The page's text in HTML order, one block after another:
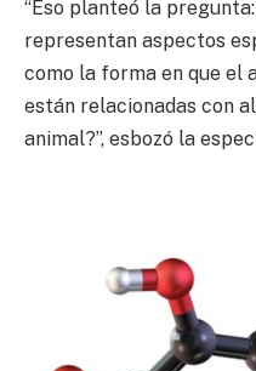
“Eso planteó la
representan aspectos
como la forma en que el
están relacionadas con
animal?”, esbozó la